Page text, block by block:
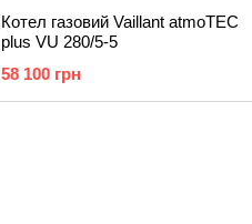
Котел газовий Vaillant atmoTEC
plus VU 280/5-5
58 100 грн